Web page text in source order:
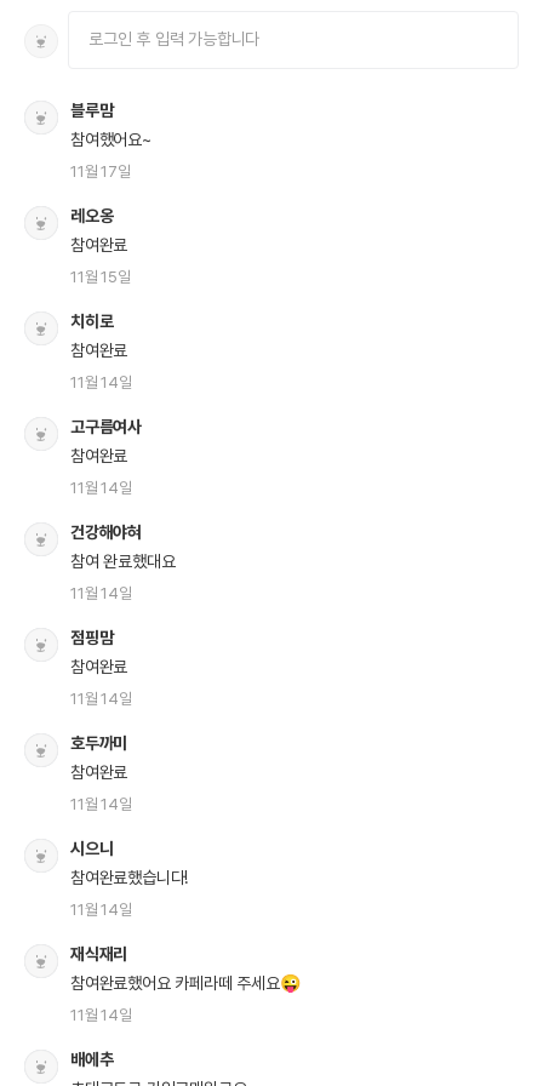
블루맘
참여했어요~
11월 17일
레오옹
참여완료
11월 15일
치히로
참여완료
11월 14일
고구름여사
참여완료
11월 14일
건강해야혀
참여 완료했대요
11월 14일
점핑맘
참여완료
11월 14일
호두까미
참여완료
11월 14일
시으니
참여완료했습니다!
11월 14일
재식재리
참여완료했어요 카페라떼 주세요😜
11월 14일
배에추